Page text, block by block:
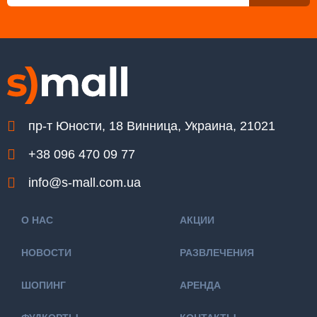
пр-т Юности, 18 Винница, Украина, 21021
+38 096 470 09 77
info@s-mall.com.ua
О НАС
НОВОСТИ
ШОПИНГ
АКЦИИ
РАЗВЛЕЧЕНИЯ
АРЕНДА